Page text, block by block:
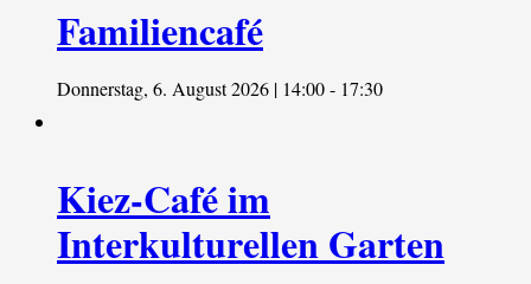
Familiencafé
Donnerstag, 6. August 2026 | 14:00- 17:30
Kiez-Café im
Interkulturellen Garten